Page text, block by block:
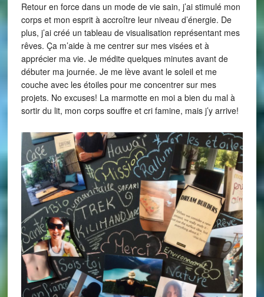
Retour en force dans un mode de vie sain, j’ai stimulé mon
corps et mon esprit à accroître leur niveau d’énergie. De
plus, j’ai créé un tableau de visualisation représentant mes
rêves. Ça m’aide à me centrer sur mes visées et à
apprécier ma vie. Je médite quelques minutes avant de
débuter ma journée. Je me lève avant le soleil et me
couche avec les étoiles pour me concentrer sur mes
projets. No excuses! La marmotte en moi a bien du mal à
sortir du lit, mon corps souffre et cri famine, mais j’y arrive!